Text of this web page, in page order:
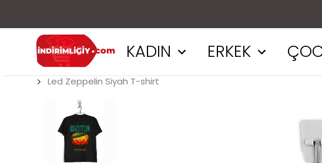
KADIN ERKEK
Led Zeppelin Siyah T-shirt